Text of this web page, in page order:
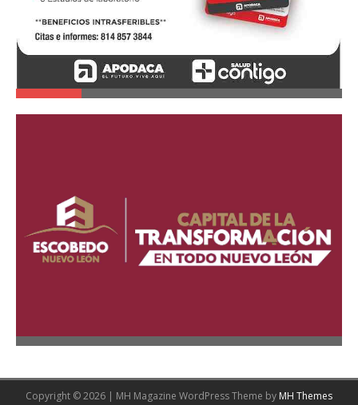
Copyright © 2026 | MH Magazine WordPress Theme by MH Themes